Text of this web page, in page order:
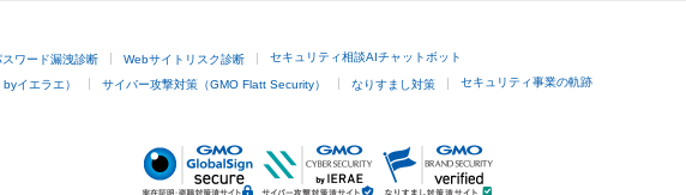
スワード漏洩診断 Webサイトリスク診断 セキュリティ相談AIチャットボット
イエラエ） サイバー攻撃対策（GMO Flatt Security） なりすまし対策 セキュリティ事業の軌跡